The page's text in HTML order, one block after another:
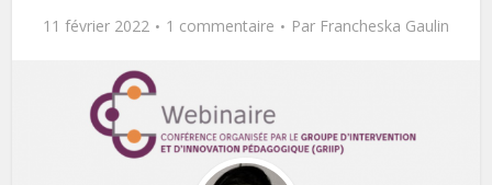
11 février 2022 1 commentaire Par Francheska Gaulin